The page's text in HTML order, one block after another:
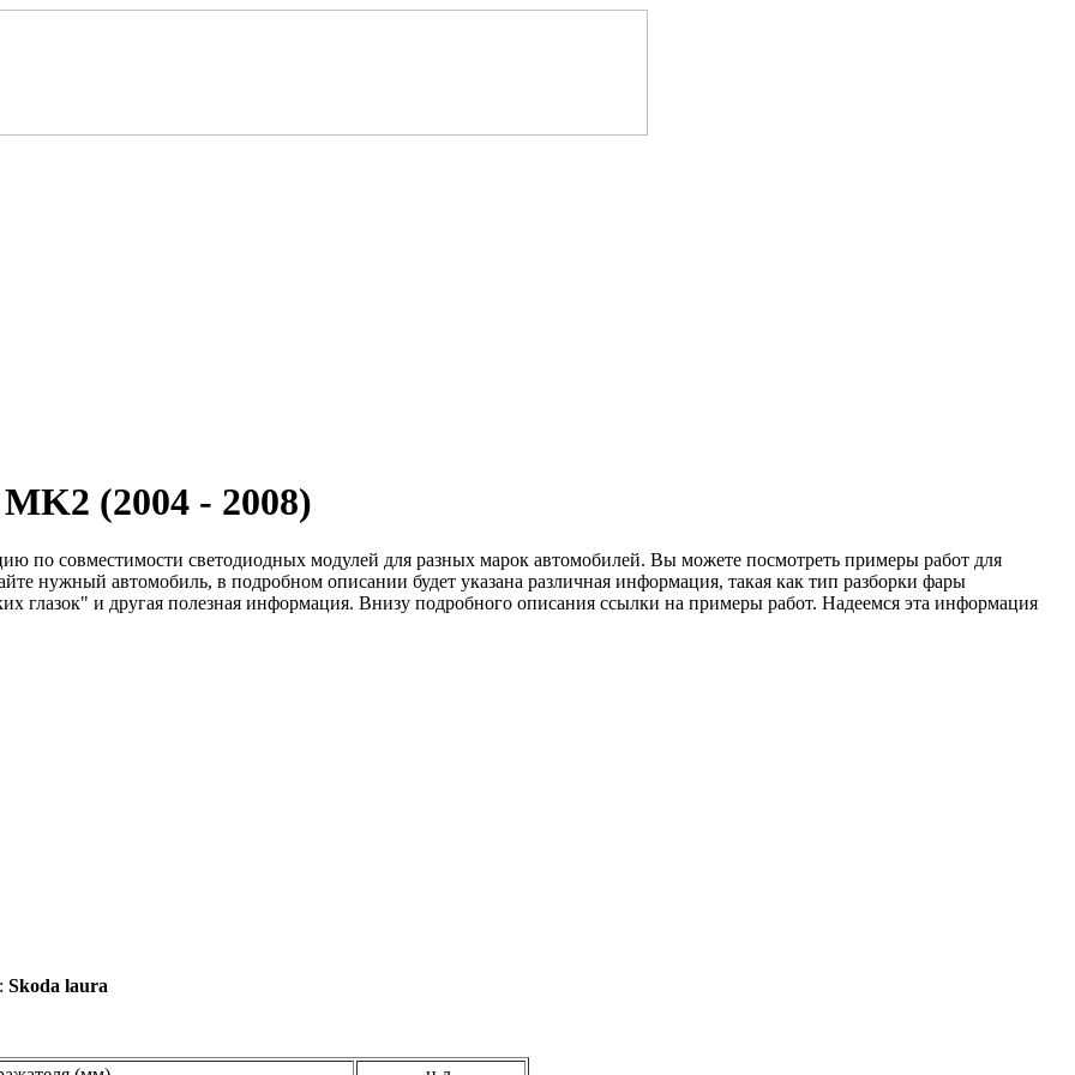
(2004 - 2008)
по совместимости светодиодных модулей для разных марок автомобилей. Вы можете посмотреть примеры работ для
нужный автомобиль, в подробном описании будет указана различная информация, такая как тип разборки фары
глазок" и другая полезная информация. Внизу подробного описания ссылки на примеры работ. Надеемся эта информация
Skoda laura